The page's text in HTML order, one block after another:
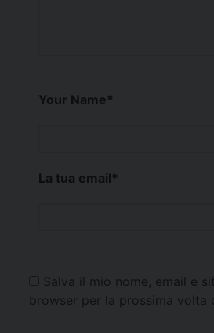
Your Name*
La tua email*
Salva il mio nome, email e
browser per la prossima volta